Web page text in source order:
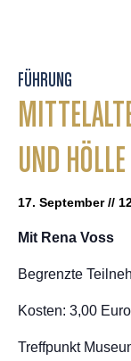
FÜHRUNG
UND
17. September //
Mit Rena Voss
Begrenzte
Kosten: 3,00
Treffpunkt